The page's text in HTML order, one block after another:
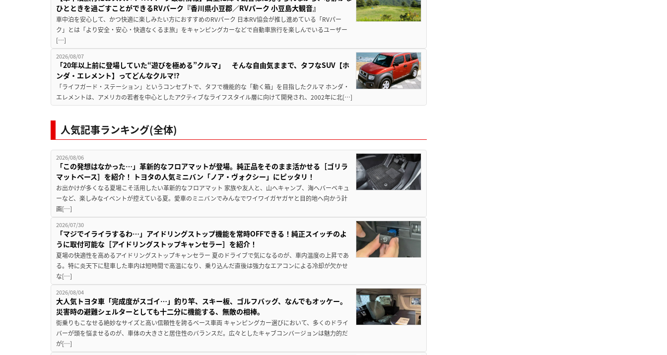
ひとときを過ごすことができるRVパーク『香川県小豆郡／RVパーク 小豆島大観音』
車中泊を安心して、かつ快適に楽しみたい方におすすめのRVパーク 日本RV協会が推し進めている「RVパー
ク」とは「より安全・安心・快適なくるま旅」をキャンピングカーなどで自動車旅行を楽しんでいるユーザー
[…]
2026/08/07
「20年以上前に登場していた“遊びを極める”クルマ」 そんな自由気ままで、タフなSUV【ホ
ンダ・エレメント】ってどんなクルマ⁉︎
「ライフガード・ステーション」というコンセプトで、タフで機能的な「動く箱」を目指したクルマ ホンダ・
エレメントは、アメリカの若者を中心としたアクティブなライフスタイル層に向けて開発され、2002年に北[…]
人気記事ランキング(全体)
2026/08/06
「この発想はなかった…」革新的なフロアマットが登場。純正品をそのまま活かせる［ゴリラ
マットベース］を紹介！ トヨタの人気ミニバン「ノア・ヴォクシー」にピッタリ！
お出かけが多くなる夏場こそ活用したい革新的なフロアマット 家族や友人と、山へキャンプ、海へバーベキュ
ーなど、楽しみなイベントが控えている夏。愛車のミニバンでみんなでワイワイガヤガヤと目的地へ向かう計
画[…]
2026/07/30
「マジでイライラするわ…」アイドリングストップ機能を常時OFFできる！純正スイッチのよ
うに取付可能な［アイドリングストップキャンセラー］を紹介！
夏場の快適性を高めるアイドリングストップキャンセラー 夏のドライブで気になるのが、車内温度の上昇であ
る。特に炎天下に駐車した車内は短時間で高温になり、乗り込んだ直後は強力なエアコンによる冷却が欠かせ
な[…]
2026/08/04
大人気トヨタ車「完成度がスゴイ…」釣り竿、スキー板、ゴルフバッグ、なんでもオッケー。
災害時の避難シェルターとしても十二分に機能する、無敵の相棒。
街乗りもこなせる絶妙なサイズと高い信頼性を誇るベース車両 キャンピングカー選びにおいて、多くのドライ
バーが頭を悩ませるのが、車体の大きさと居住性のバランスだ。広々としたキャブコンバージョンは魅力的だ
が[…]